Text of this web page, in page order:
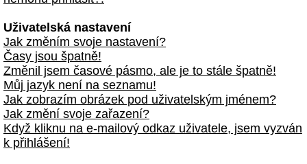
Uživatelská nastavení
Jak změním svoje nastavení?
Časy jsou špatně!
Změnil jsem časové pásmo, ale je to stále špatně!
Můj jazyk není na seznamu!
Jak zobrazím obrázek pod uživatelským jménem?
Jak změní svoje zařazení?
Když kliknu na e-mailový odkaz uživatele, jsem vyzván
k přihlášení!